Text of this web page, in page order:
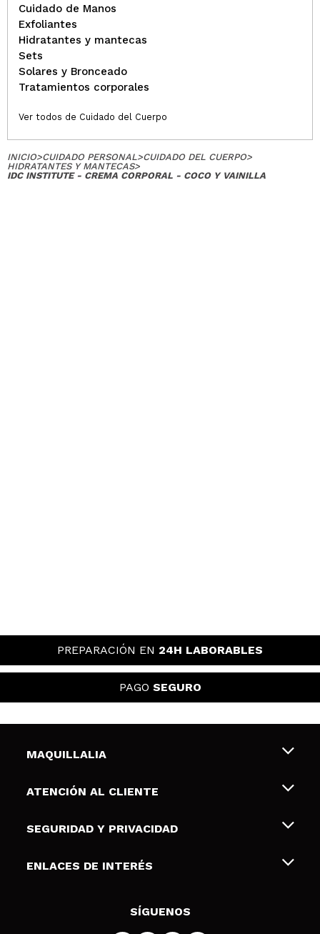
Cuidado de Manos
Exfoliantes
Hidratantes y mantecas
Sets
Solares y Bronceado
Tratamientos corporales
Ver todos de Cuidado del Cuerpo
INICIO>CUIDADO PERSONAL>CUIDADO DEL CUERPO>
HIDRATANTES Y MANTECAS>
IDC INSTITUTE - CREMA CORPORAL - COCO Y VAINILLA
PREPARACIÓN EN 24H LABORABLES
PAGO SEGURO
MAQUILLALIA
Sobre nosotros
Tarjetas de Regalo
ATENCIÓN AL CLIENTE
Envíos y devoluciones
Formas de pago
SEGURIDAD Y PRIVACIDAD
Terminos y condiciones de uso
Política de cookies
ENLACES DE INTERÉS
SÍGUENOS